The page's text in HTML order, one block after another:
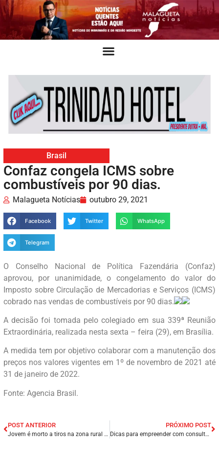
Brasil
Confaz congela ICMS sobre
combustíveis por 90 dias.
Malagueta Notícias outubro 29, 2021
Facebook Twitter WhatsApp
Telegram
O Conselho Nacional de Política Fazendária (Confaz)
aprovou, por unanimidade, o congelamento do valor do
Imposto sobre Circulação de Mercadorias e Serviços (ICMS)
cobrado nas vendas de combustíveis por 90 dias.
A decisão foi tomada pelo colegiado em sua 339ª Reunião
Extraordinária, realizada nesta sexta – feira (29), em Brasília.
A medida tem por objetivo colaborar com a manutenção dos
preços nos valores vigentes em 1º de novembro de 2021 até
31 de janeiro de 2022.
Fonte: Agencia Brasil.
POST ANTERIOR
Jovem é morto a tiros na zona rural de Santa Cruz do Capibaribe/PE.
PRÓXIMO POST
Dicas para empreender com consultor Max Pierre.